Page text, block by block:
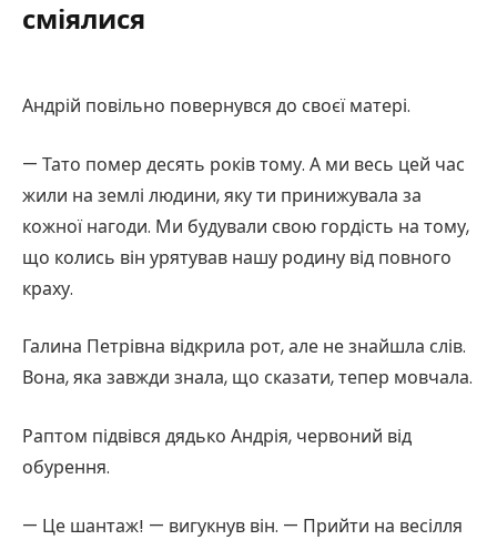
сміялися
Андрій повільно повернувся до своєї матері.
— Тато помер десять років тому. А ми весь цей час
жили на землі людини, яку ти принижувала за
кожної нагоди. Ми будували свою гордість на тому,
що колись він урятував нашу родину від повного
краху.
Галина Петрівна відкрила рот, але не знайшла слів.
Вона, яка завжди знала, що сказати, тепер мовчала.
Раптом підвівся дядько Андрія, червоний від
обурення.
— Це шантаж! — вигукнув він. — Прийти на весілля